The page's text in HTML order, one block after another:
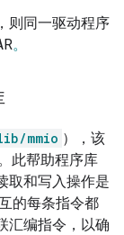
则同一驱动程序
。
mmio ），该
此帮助程序库
取和写入操作是
的每条指令都
汇编指令，以确